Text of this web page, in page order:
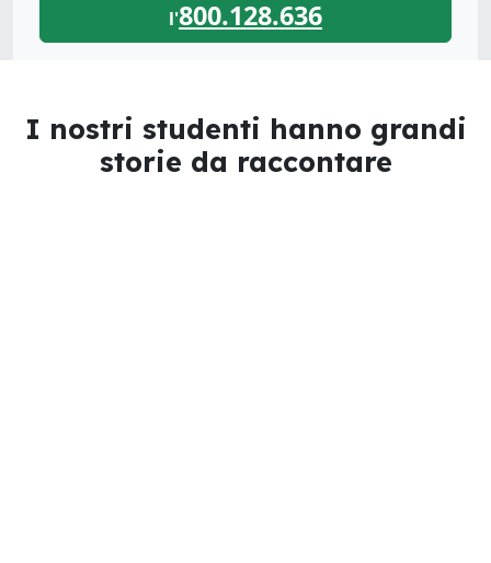
l'800.128.636
I nostri studenti hanno grandi
storie da raccontare